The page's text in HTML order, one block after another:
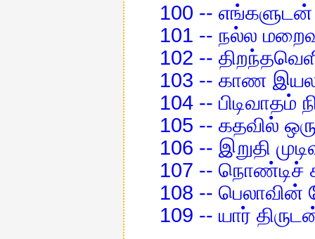
100 --
101 -- நல்ல
102 --
103 -- காண
104 --
105 -- கதவில்
106 -- இறுதி
107 -- நொண்டிச்
108 -- பெலாவின்
109 -- யார்